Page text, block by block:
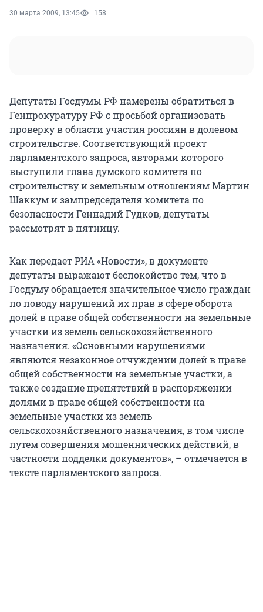
30 марта 2009, 13:45 158
Депутаты Госдумы РФ намерены обратиться в
Генпрокуратуру РФ с просьбой организовать
проверку в области участия россиян в долевом
строительстве. Соответствующий проект
парламентского запроса, авторами которого
выступили глава думского комитета по
строительству и земельным отношениям Мартин
Шаккум и зампредседателя комитета по
безопасности Геннадий Гудков, депутаты
рассмотрят в пятницу.
Как передает РИА «Новости», в документе
депутаты выражают беспокойство тем, что в
Госдуму обращается значительное число граждан
по поводу нарушений их прав в сфере оборота
долей в праве общей собственности на земельные
участки из земель сельскохозяйственного
назначения. «Основными нарушениями
являются незаконное отчуждении долей в праве
общей собственности на земельные участки, а
также создание препятствий в распоряжении
долями в праве общей собственности на
земельные участки из земель
сельскохозяйственного назначения, в том числе
путем совершения мошеннических действий, в
частности подделки документов», – отмечается в
тексте парламентского запроса.